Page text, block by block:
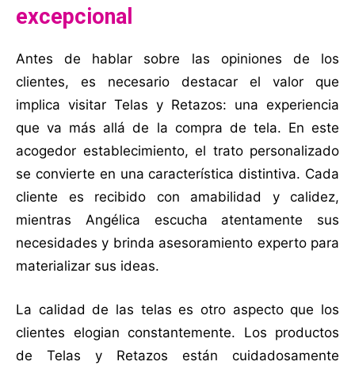
excepcional
Antes de hablar sobre las opiniones de los
clientes, es necesario destacar el valor que
implica visitar Telas y Retazos: una experiencia
que va más allá de la compra de tela. En este
acogedor establecimiento, el trato personalizado
se convierte en una característica distintiva. Cada
cliente es recibido con amabilidad y calidez,
mientras Angélica escucha atentamente sus
necesidades y brinda asesoramiento experto para
materializar sus ideas.
La calidad de las telas es otro aspecto que los
clientes elogian constantemente. Los productos
de Telas y Retazos están cuidadosamente